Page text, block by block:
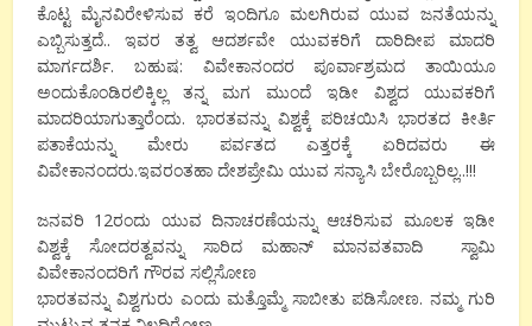
ಕೊಟ್ಟ ಮೈನವಿರೇಳಿಸುವ ಕರೆ ಇಂದಿಗೂ ಮಲಗಿರುವ ಯುವ ಜನತೆಯನ್ನು
ಎಬ್ಬಿಸುತ್ತದೆ.. ಇವರ ತತ್ವ ಆದರ್ಶವೇ ಯುವಕರಿಗೆ ದಾರಿದೀಪ ಮಾದರಿ
ಮಾರ್ಗದರ್ಶಿ. ಬಹುಷ: ವಿವೇಕಾನಂದರ ಪೂರ್ವಾಶ್ರಮದ ತಾಯಿಯೂ
ಅಂದುಕೊಂಡಿರಲಿಕ್ಕಿಲ್ಲ ತನ್ನ ಮಗ ಮುಂದೆ ಇಡೀ ವಿಶ್ವದ ಯುವಕರಿಗೆ
ಮಾದರಿಯಾಗುತ್ತಾರೆಂದು. ಭಾರತವನ್ನು ವಿಶ್ವಕ್ಕೆ ಪರಿಚಯಿಸಿ ಭಾರತದ ಕೀರ್ತಿ
ಪತಾಕೆಯನ್ನು ಮೇರು ಪರ್ವತದ ಎತ್ತರಕ್ಕೆ ಏರಿದವರು ಈ
ವಿವೇಕಾನಂದರು.ಇವರಂತಹಾ ದೇಶಪ್ರೇಮಿ ಯುವ ಸನ್ಯಾಸಿ ಬೇರೊಬ್ಬರಿಲ್ಲ..!!!
ಜನವರಿ 12ರಂದು ಯುವ ದಿನಾಚರಣೆಯನ್ನು ಆಚರಿಸುವ ಮೂಲಕ ಇಡೀ
ವಿಶ್ವಕ್ಕೆ ಸೋದರತ್ವವನ್ನು ಸಾರಿದ ಮಹಾನ್ ಮಾನವತವಾದಿ ಸ್ವಾಮಿ
ವಿವೇಕಾನಂದರಿಗೆ ಗೌರವ ಸಲ್ಲಿಸೋಣ
ಭಾರತವನ್ನು ವಿಶ್ವಗುರು ಎಂದು ಮತ್ತೊಮ್ಮೆ ಸಾಬೀತು ಪಡಿಸೋಣ. ನಮ್ಮ ಗುರಿ